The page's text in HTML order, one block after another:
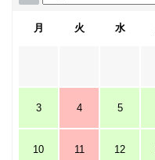
月 火 水
3 4 5
10 11 12